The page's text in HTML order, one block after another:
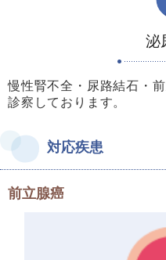
泌
慢性腎不全・尿路結石・
診察しております。
対応疾患
前立腺癌